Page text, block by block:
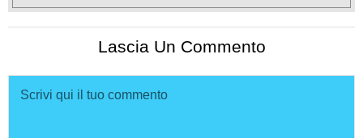
Lascia Un Commento